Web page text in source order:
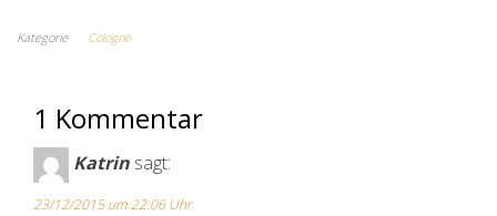
Kategorie Cologne
1 Kommentar
Katrin sagt:
23/12/2015 um 22:06 Uhr